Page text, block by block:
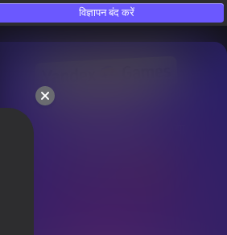
विज्ञापन बंद करें
उन लोगों द्वारा भी पसंद किया गया